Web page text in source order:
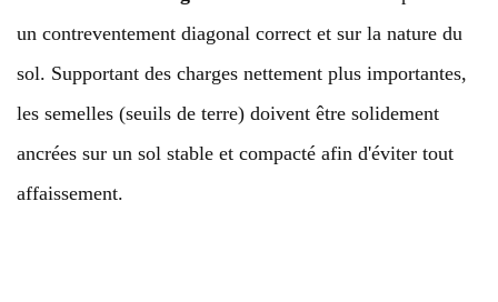
un contreventement diagonal correct et sur la nature du
sol. Supportant des charges nettement plus importantes,
les semelles (seuils de terre) doivent être solidement
ancrées sur un sol stable et compacté afin d'éviter tout
affaissement.